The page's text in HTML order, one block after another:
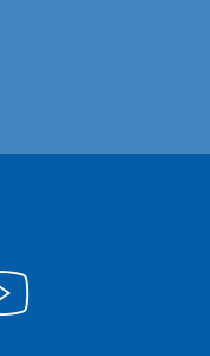
Youtube